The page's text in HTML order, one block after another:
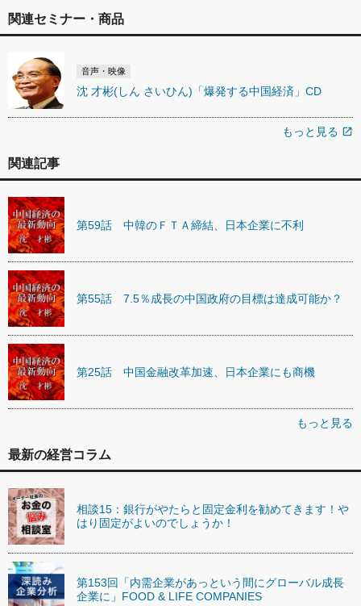
関連セミナー・商品
音声・映像
沈 才彬(しん さいひん)「爆発する中国経済」CD
もっと見る open_in_new
関連記事
第59話 中韓のＦＴＡ締結、日本企業に不利
第55話 7.5％成長の中国政府の目標は達成可能か？
第25話 中国金融改革加速、日本企業にも商機
もっと見る
最新の経営コラム
相談15：銀行がやたらと固定金利を勧めてきます！や
はり固定がよいのでしょうか！
第153回「内需企業があっという間にグローバル成長
企業に」FOOD & LIFE COMPANIES